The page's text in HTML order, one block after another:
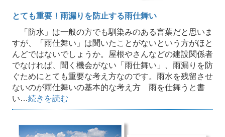
とても重要！雨漏りを防止する雨仕舞い
「防水」は一般の方でも馴染みのある言葉だと思いま
すが、「雨仕舞い」は聞いたことがないという方がほと
んどではないでしょうか。屋根やさんなどの建設関係者
でなければ、聞く機会がない「雨仕舞い」、雨漏りを防
ぐためにとても重要な考え方なのです。雨水を残留させ
ないのが雨仕舞いの基本的な考え方 雨を仕舞うと書
い…続きを読む